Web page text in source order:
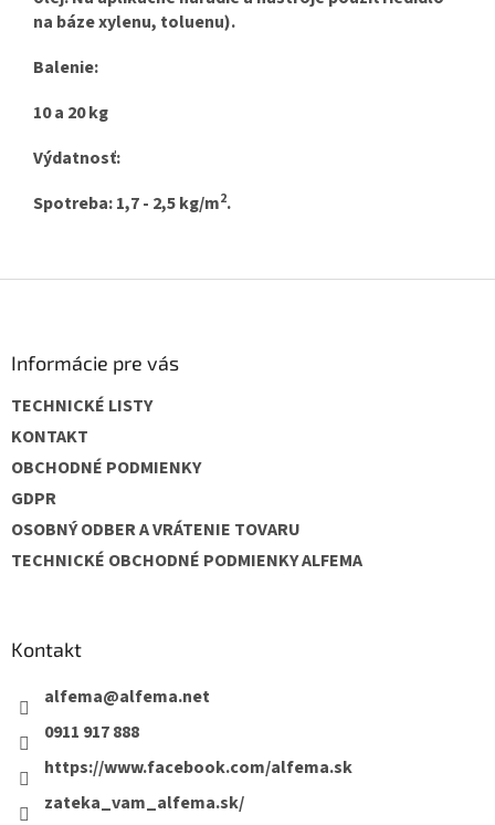
na báze xylenu, toluenu).
Balenie:
10 a 20 kg
Výdatnosť:
Spotreba: 1,7 - 2,5 kg/m2.
Informácie pre vás
TECHNICKÉ LISTY
KONTAKT
OBCHODNÉ PODMIENKY
GDPR
OSOBNÝ ODBER A VRÁTENIE TOVARU
TECHNICKÉ OBCHODNÉ PODMIENKY ALFEMA
Kontakt
alfema@alfema.net
0911 917 888
https://www.facebook.com/alfema.sk
zateka_vam_alfema.sk/